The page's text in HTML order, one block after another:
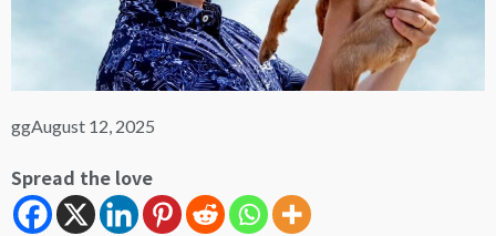
GALLERY
ggAugust 12, 2025
Spread the love